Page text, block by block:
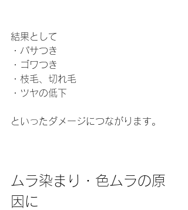
結果として
・パサつき
・ゴワつき
・枝毛、切れ毛
・ツヤの低下
といったダメージにつながります。
ムラ染まり・色ムラの原
因に